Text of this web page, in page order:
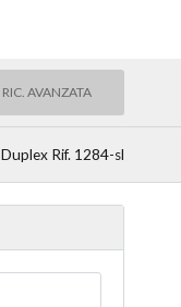
RIC. AVANZATA
Duplex Rif. 1284-sl